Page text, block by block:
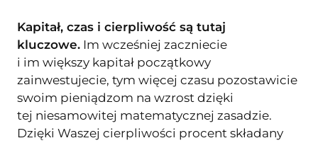
Kapitał, czas i cierpliwość są tutaj
kluczowe. Im wcześniej zaczniecie
i im większy kapitał początkowy
zainwestujecie, tym więcej czasu pozostawicie
swoim pieniądzom na wzrost dzięki
tej niesamowitej matematycznej zasadzie.
Dzięki Waszej cierpliwości procent składany